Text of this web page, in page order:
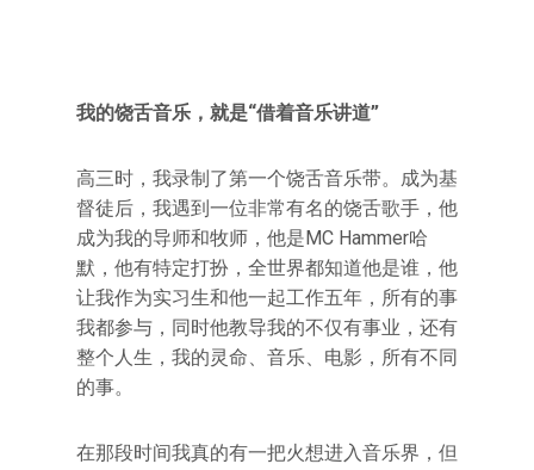
我的饶舌音乐，就是“借着音乐讲道”
高三时，我录制了第一个饶舌音乐带。成为基
督徒后，我遇到一位非常有名的饶舌歌手，他
成为我的导师和牧师，他是MC Hammer哈
默，他有特定打扮，全世界都知道他是谁，他
让我作为实习生和他一起工作五年，所有的事
我都参与，同时他教导我的不仅有事业，还有
整个人生，我的灵命、音乐、电影，所有不同
的事。
在那段时间我真的有一把火想进入音乐界，但